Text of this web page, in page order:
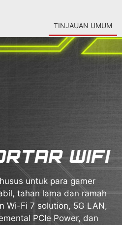
TINJAUAN UMUM
untuk para gamer
tahan lama dan ramah
Wi-Fi 7 solution, 5G LAN,
PCIe Power, dan